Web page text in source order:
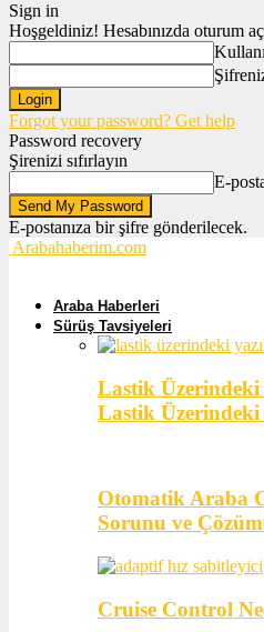
Sign in
Hoşgeldiniz! Hesabınızda oturum
Forgot your password? Get help
Password recovery
Şirenizi sıfırlayın
E-
E-postanıza bir şifre gönderilecek.
Arabahaberim.com
Araba Haberleri
Sürüş Tavsiyeleri
Lastik Üzerindeki
Lastik
Otomatik Araba
Sorunu ve
Cruise Control